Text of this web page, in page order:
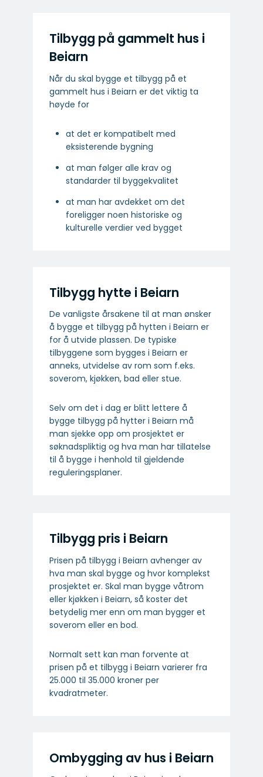
Tilbygg på gammelt hus i
Beiarn
Når du skal bygge et tilbygg på et
gammelt hus i Beiarn er det viktig ta
høyde for
at det er kompatibelt med
eksisterende bygning
at man følger alle krav og
standarder til byggekvalitet
at man har avdekket om det
foreligger noen historiske og
kulturelle verdier ved bygget
Tilbygg hytte i Beiarn
De vanligste årsakene til at man ønsker
å bygge et tilbygg på hytten i Beiarn er
for å utvide plassen. De typiske
tilbyggene som bygges i Beiarn er
anneks, utvidelse av rom som f.eks.
soverom, kjøkken, bad eller stue.
Selv om det i dag er blitt lettere å
bygge tilbygg på hytter i Beiarn må
man sjekke opp om prosjektet er
søknadspliktig og hva man har tillatelse
til å bygge i henhold til gjeldende
reguleringsplaner.
Tilbygg pris i Beiarn
Prisen på tilbygg i Beiarn avhenger av
hva man skal bygge og hvor komplekst
prosjektet er. Skal man bygge våtrom
eller kjøkken i Beiarn, så koster det
betydelig mer enn om man bygger et
soverom eller en bod.
Normalt sett kan man forvente at
prisen på et tilbygg i Beiarn varierer fra
25.000 til 35.000 kroner per
kvadratmeter.
Ombygging av hus i Beiarn